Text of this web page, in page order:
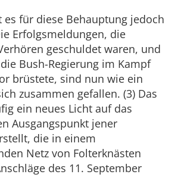
es für diese Behauptung jedoch
Erfolgsmeldungen, die
geschuldet waren, und
Bush-Regierung im Kampf
brüstete, sind nun wie ein
zusammen gefallen. (3) Das
ein neues Licht auf das
Ausgangspunkt jener
die in einem
Netz von Folterknästen
des 11. September